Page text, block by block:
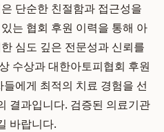
단순한 친절함과 접근성을
는 협회 후원 이력을 통해 아
심도 깊은 전문성과 신뢰를
수상과 대한아토피협회 후원
에게 최적의 치료 경험을 선
결과입니다. 검증된 의료기관
바랍니다.